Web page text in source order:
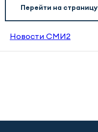
Перейти на
Новости СМИ2